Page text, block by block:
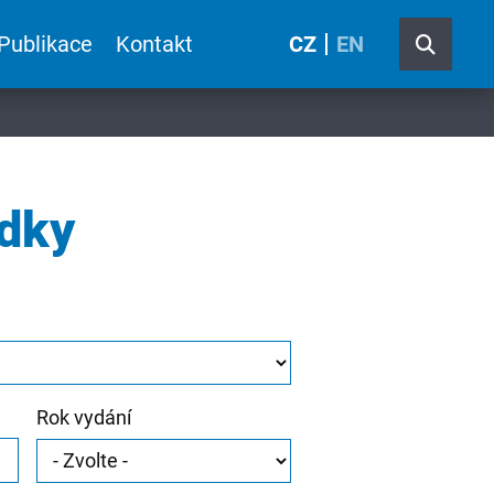
Kontakt CZ EN
Rok vydání